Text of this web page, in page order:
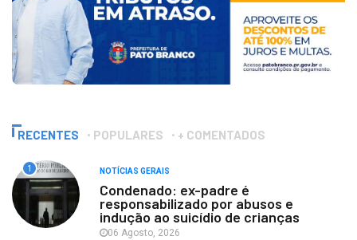
RECENTES POPULARES + COMENTADOS
1 NOTÍCIAS GERAIS
Condenado: ex-padre é
responsabilizado por abusos e
indução ao suicídio de crianças
06 Agosto, 2026